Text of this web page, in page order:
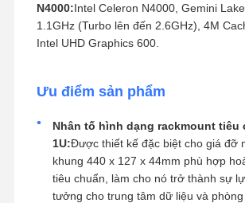
N4000:Intel Celeron N4000, Gemini
1.1GHz (Turbo lên đến 2.6GHz), 4M
Intel UHD Graphics 600.
Ưu điểm sản phẩm
Nhân tố hình dạng rackmount tiêu
1U:Được thiết kế đặc biệt cho giá đỡ
khung 440 x 127 x 44mm phù hợp
tiêu chuẩn, làm cho nó trở thành sự
tưởng cho trung tâm dữ liệu và